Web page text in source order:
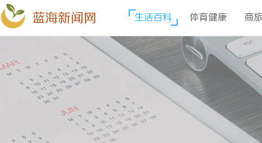
蓝海新闻网 生活百科 体育健康 商